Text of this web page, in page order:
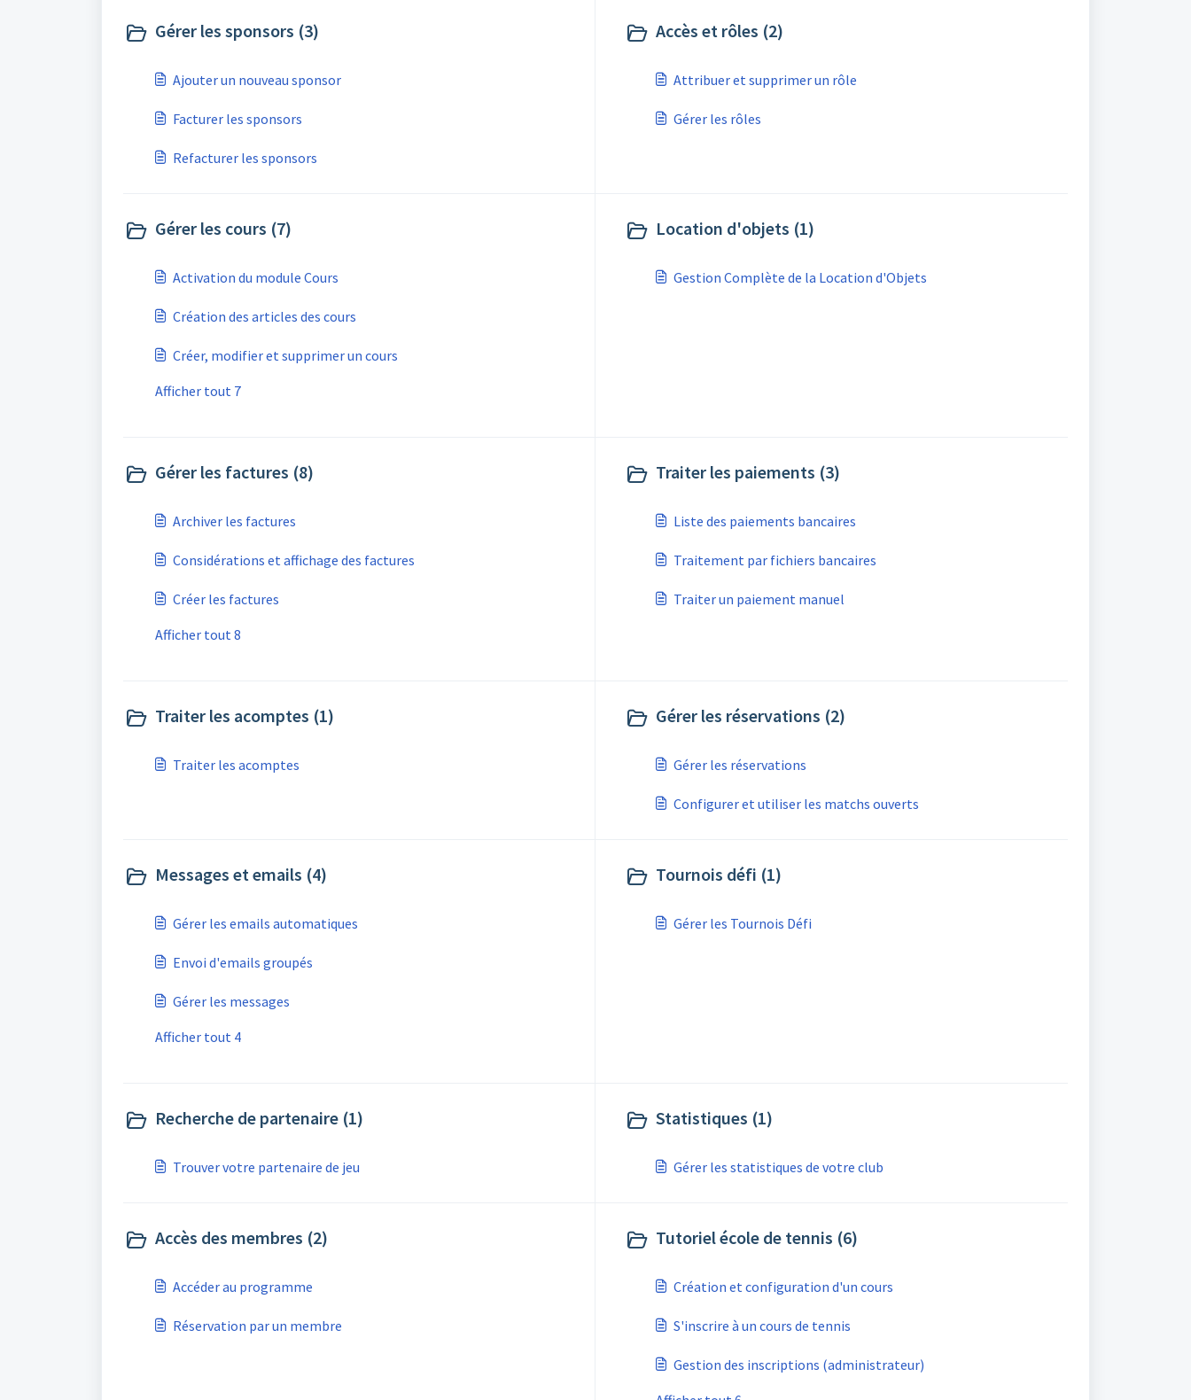
Gérer les sponsors (3)
Ajouter un nouveau sponsor
Facturer les sponsors
Refacturer les sponsors
Accès et rôles (2)
Attribuer et supprimer un rôle
Gérer les rôles
Gérer les cours (7)
Activation du module Cours
Création des articles des cours
Créer, modifier et supprimer un cours
Afficher tout 7
Location d'objets (1)
Gestion Complète de la Location d'Objets
Gérer les factures (8)
Archiver les factures
Considérations et affichage des factures
Créer les factures
Afficher tout 8
Traiter les paiements (3)
Liste des paiements bancaires
Traitement par fichiers bancaires
Traiter un paiement manuel
Traiter les acomptes (1)
Traiter les acomptes
Gérer les réservations (2)
Gérer les réservations
Configurer et utiliser les matchs ouverts
Messages et emails (4)
Gérer les emails automatiques
Envoi d'emails groupés
Gérer les messages
Afficher tout 4
Tournois défi (1)
Gérer les Tournois Défi
Recherche de partenaire (1)
Trouver votre partenaire de jeu
Statistiques (1)
Gérer les statistiques de votre club
Accès des membres (2)
Accéder au programme
Réservation par un membre
Tutoriel école de tennis (6)
Création et configuration d'un cours
S'inscrire à un cours de tennis
Gestion des inscriptions (administrateur)